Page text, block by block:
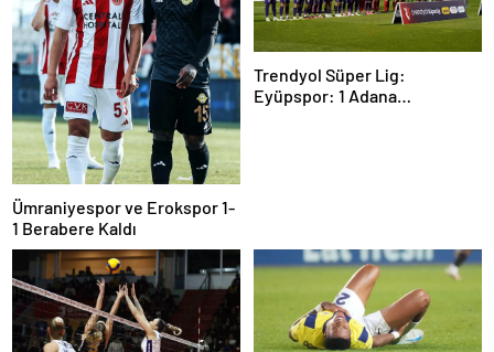
Ümraniyespor ve Erokspor 1-
1 Berabere Kaldı
Trendyol Süper Lig:
Eyüpspor: 1 Adana